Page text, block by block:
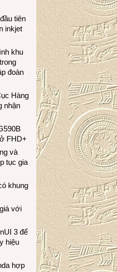
tiên
inkjet
khu
đoàn
Hàng
nhận
FHD+
và
tục gia
khung
với
3 để
hiệu
hợp